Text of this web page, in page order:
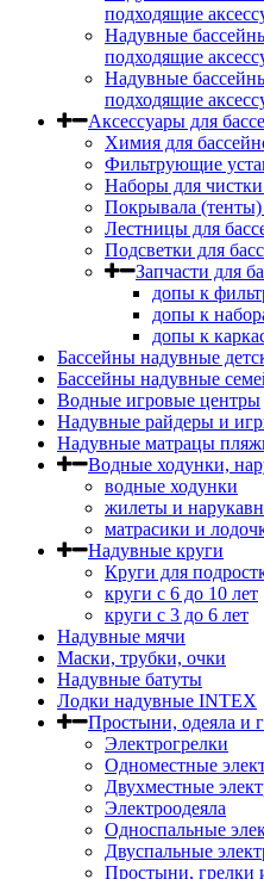
подходящие
Надувные
подходящие
Надувные
подходящие
Аксессуары для
Химия для
Фильтрующие
Наборы для чистки
Покрывала
Лестницы для
Подсветки для
Запчасти для
допы к
допы к
допы к
Бассейны надувные
Бассейны надувные
Водные игровые центры
Надувные райдеры и
Надувные матрацы
Водные ходунки,
водные ходунки
жилеты и
матрасики и
Надувные круги
Круги для
круги с 6 до 10 лет
круги c 3 до 6 лет
Надувные мячи
Маски, трубки, очки
Надувные батуты
Лодки надувные INTEX
Простыни, одеяла и
Электрогрелки
Одноместные
Двухместные
Электроодеяла
Односпальные
Двуспальные
Простыни, грелки